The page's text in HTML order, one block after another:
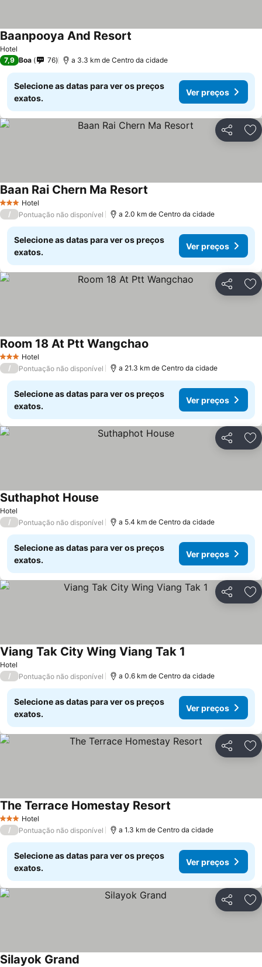
Hotel
Baanpooya And Resort
7,9 Boa 76 a 3.3 km de Centro da cidade
Selecione as datas para ver os preços
exatos.
Ver preços
Partilhar
3 EstrelasHotel
Baan Rai Chern Ma Resort
/ Pontuação não disponível a 2.0 km de Centro da cidade
Selecione as datas para ver os preços
exatos.
Ver preços
Partilhar
3 EstrelasHotel
Room 18 At Ptt Wangchao
/ Pontuação não disponível a 21.3 km de Centro da cidade
Selecione as datas para ver os preços
exatos.
Ver preços
Partilhar
Hotel
Suthaphot House
/ Pontuação não disponível a 5.4 km de Centro da cidade
Selecione as datas para ver os preços
exatos.
Ver preços
Partilhar
Hotel
Viang Tak City Wing Viang Tak 1
/ Pontuação não disponível a 0.6 km de Centro da cidade
Selecione as datas para ver os preços
exatos.
Ver preços
Partilhar
3 EstrelasHotel
The Terrace Homestay Resort
/ Pontuação não disponível a 1.3 km de Centro da cidade
Selecione as datas para ver os preços
exatos.
Ver preços
Partilhar
Silayok Grand